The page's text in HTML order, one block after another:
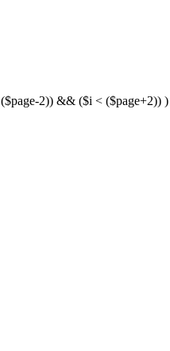
($page-2)) && ($i < ($page+2))